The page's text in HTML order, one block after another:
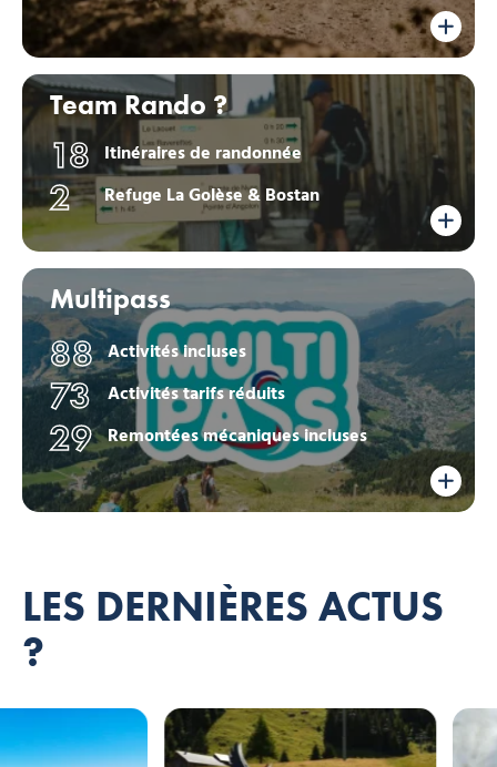
Team Rando ?
18 Itinéraires de randonnée
2 Refuge La Golèse & Bostan
Multipass
88 Activités incluses
73 Activités tarifs réduits
29 Remontées mécaniques incluses
LES DERNIÈRES ACTUS
?